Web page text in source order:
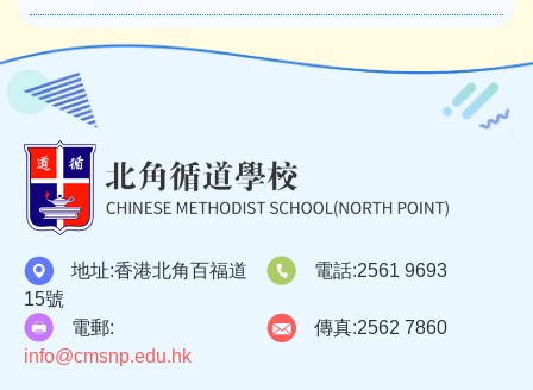
地址:香港北角百福道
15號
電話:2561 9693
電郵:
info@cmsnp.edu.hk
傳真:2562 7860